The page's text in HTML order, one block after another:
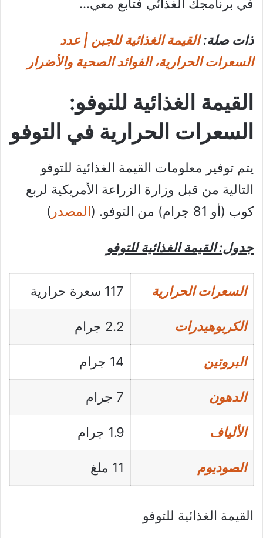
في برنامجك الغذائي فتابع معي…
ذات صلة: القيمة الغذائية للجبن | عدد
السعرات الحرارية، الفوائد الصحية والأضرار
القيمة الغذائية للتوفو:
السعرات الحرارية في التوفو
يتم توفير معلومات القيمة الغذائية للتوفو
التالية من قبل وزارة الزراعة الأمريكية لربع
كوب (أو 81 جرام) من التوفو. (
المصدر )
جدول: القيمة الغذائية للتوفو
السعرات الحرارية 117 سعرة حرارية
الكربوهيدرات 2.2 جرام
البروتين 14 جرام
الدهون 7 جرام
الألياف 1.9 جرام
الصوديوم 11 ملغ
القيمة الغذائية للتوفو